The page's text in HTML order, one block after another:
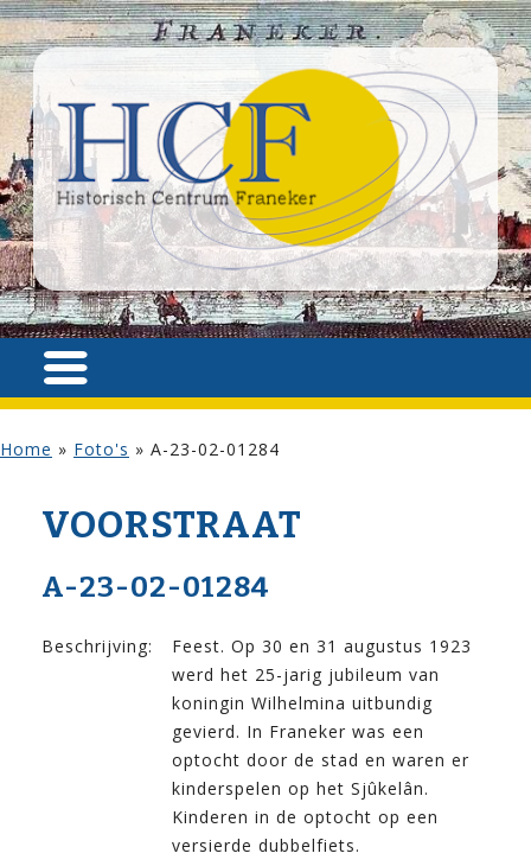
Home » Foto's » A-23-02-01284
VOOR­STRAAT
A-23-02-01284
Beschrijving:
Feest. Op 30 en 31 augustus 1923
werd het 25-jarig jubileum van
koningin Wilhelmina uitbundig
gevierd. In Franeker was een
optocht door de stad en waren er
kinderspelen op het Sjûkelân.
Kinderen in de optocht op een
versierde dubbelfiets.